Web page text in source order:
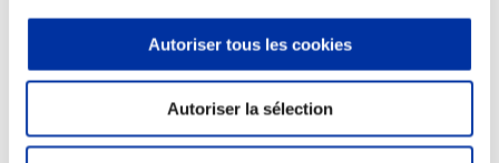
Autoriser tous les cookies
Autoriser la sélection
Consommation
Sécurité sanitaire
Juste rémunération et attractivité des métiers
Info-veille scientifique
Accords